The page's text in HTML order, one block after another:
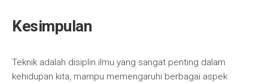
Kesimpulan
Teknik adalah disiplin ilmu yang sangat penting dalam
kehidupan kita, mampu memengaruhi berbagai aspek